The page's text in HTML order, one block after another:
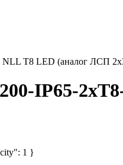
NLL T8 LED (аналог ЛСП
IP65-
1 }